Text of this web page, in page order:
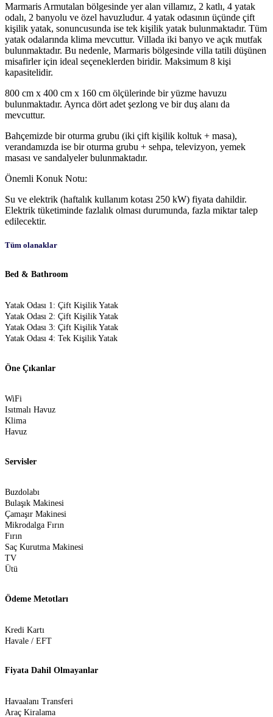
Marmaris Armutalan bölgesinde yer alan villamız, 2 katlı, 4 yatak
odalı, 2 banyolu ve özel havuzludur. 4 yatak odasının üçünde çift
kişilik yatak, sonuncusunda ise tek kişilik yatak bulunmaktadır. Tüm
yatak odalarında klima mevcuttur. Villada iki banyo ve açık mutfak
bulunmaktadır. Bu nedenle, Marmaris bölgesinde villa tatili düşünen
misafirler için ideal seçeneklerden biridir. Maksimum 8 kişi
kapasitelidir.
800 cm x 400 cm x 160 cm ölçülerinde bir yüzme havuzu
bulunmaktadır. Ayrıca dört adet şezlong ve bir duş alanı da
mevcuttur.
Bahçemizde bir oturma grubu (iki çift kişilik koltuk + masa),
verandamızda ise bir oturma grubu + sehpa, televizyon, yemek
masası ve sandalyeler bulunmaktadır.
Önemli Konuk Notu:
Su ve elektrik (haftalık kullanım kotası 250 kW) fiyata dahildir.
Elektrik tüketiminde fazlalık olması durumunda, fazla miktar talep
edilecektir.
Tüm olanaklar
Bed & Bathroom
Yatak Odası 1: Çift Kişilik Yatak
Yatak Odası 2: Çift Kişilik Yatak
Yatak Odası 3: Çift Kişilik Yatak
Yatak Odası 4: Tek Kişilik Yatak
Öne Çıkanlar
WiFi
Isıtmalı Havuz
Klima
Havuz
Servisler
Buzdolabı
Bulaşık Makinesi
Çamaşır Makinesi
Mikrodalga Fırın
Fırın
Saç Kurutma Makinesi
TV
Ütü
Ödeme Metotları
Kredi Kartı
Havale / EFT
Fiyata Dahil Olmayanlar
Havaalanı Transferi
Araç Kiralama